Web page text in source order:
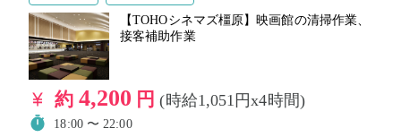
【TOHOシネマズ橿原】映画館の清掃作業、
接客補助作業
約 4,200 円(時給1,051円x4時間)
18:00 〜 22:00